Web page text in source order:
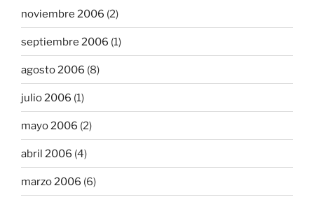
noviembre 2006 (2)
septiembre 2006 (1)
agosto 2006 (8)
julio 2006 (1)
mayo 2006 (2)
abril 2006 (4)
marzo 2006 (6)